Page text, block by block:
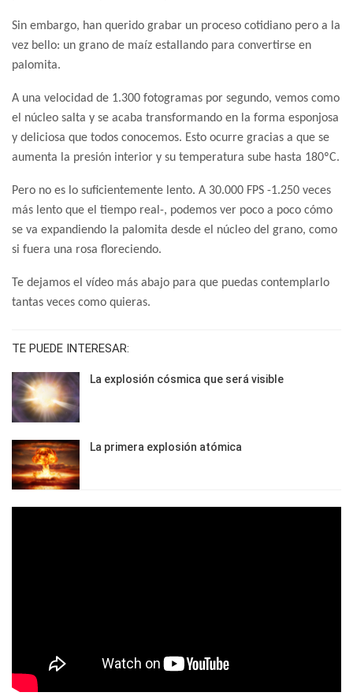
Sin embargo, han querido grabar un proceso cotidiano pero a la
vez bello: un grano de maíz estallando para convertirse en
palomita.
A una velocidad de 1.300 fotogramas por segundo, vemos como
el núcleo salta y se acaba transformando en la forma esponjosa
y deliciosa que todos conocemos. Esto ocurre gracias a que se
aumenta la presión interior y su temperatura sube hasta 180ºC.
Pero no es lo suficientemente lento. A 30.000 FPS -1.250 veces
más lento que el tiempo real-, podemos ver poco a poco cómo
se va expandiendo la palomita desde el núcleo del grano, como
si fuera una rosa floreciendo.
Te dejamos el vídeo más abajo para que puedas contemplarlo
tantas veces como quieras.
TE PUEDE INTERESAR:
La explosión cósmica que será visible
La primera explosión atómica